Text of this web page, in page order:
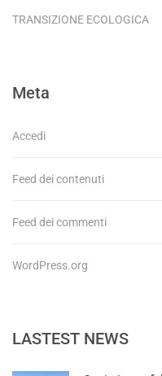
TRANSIZIONE ECOLOGICA
Meta
Accedi
Feed dei contenuti
Feed dei commenti
WordPress.org
LASTEST NEWS